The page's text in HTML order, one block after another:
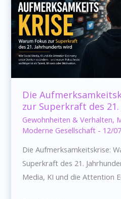
wieder
erleben
Die
zur Superkraft des
Gewohnheiten & Verhalten,
Moderne Gesellschaft - 12/
Die Aufmerksamkeitskrise:
Superkraft des 21.
Media, KI und die Attention